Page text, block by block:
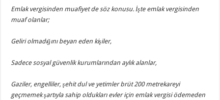
Emlak vergisinden muafiyet de söz konusu. İşte emlak vergisinden
muaf olanlar;
Geliri olmadığını beyan eden kişiler,
Sadece sosyal güvenlik kurumlarından aylık alanlar,
Gaziler, engelliler, şehit dul ve yetimler brüt 200 metrekareyi
geçmemek şartıyla sahip oldukları evler için emlak vergisi ödemeden